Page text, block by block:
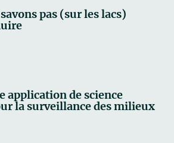
pas (sur les lacs)
application de science
la surveillance des milieux